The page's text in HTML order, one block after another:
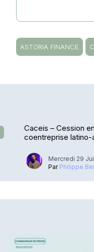
ASTORIA FINANCE
Caceis – Cession
coentreprise latino-
Mercredi 29
Par Philippe